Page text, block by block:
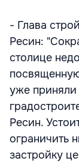
- Глава
Ресин:
столице
уже приняли
Ресин.
ограничить
застройку